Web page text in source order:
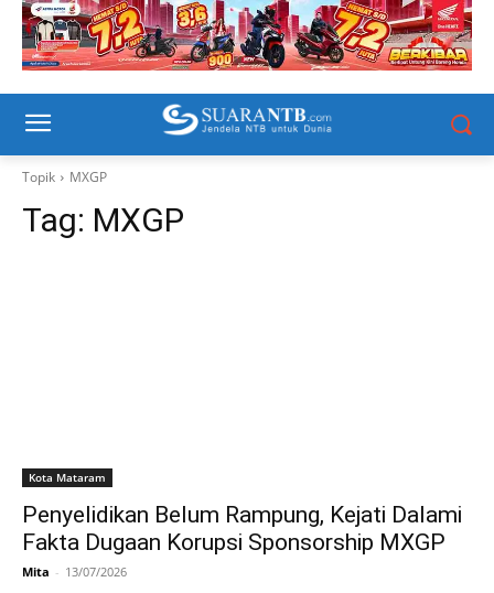
Topik MXGP
Tag: MXGP
Kota Mataram
Penyelidikan Belum Rampung, Kejati Dalami
Fakta Dugaan Korupsi Sponsorship MXGP
Mita - 13/07/2026